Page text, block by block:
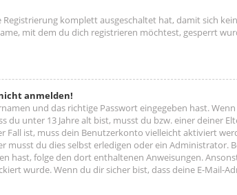
komplett ausgeschaltet hat, damit sich
mit dem du dich registrieren möchtest, gesperrt
anmelden!
und das richtige Passwort eingegeben hast.
du unter 13 Jahre alt bist, musst du bzw. einer deiner
Fall ist, muss dein Benutzerkonto vielleicht aktiviert
musst du dies selbst erledigen oder ein Administrator.
hast, folge den dort enthaltenen Anweisungen.
wurde. Wenn du dir sicher bist, dass deine E-Mail-